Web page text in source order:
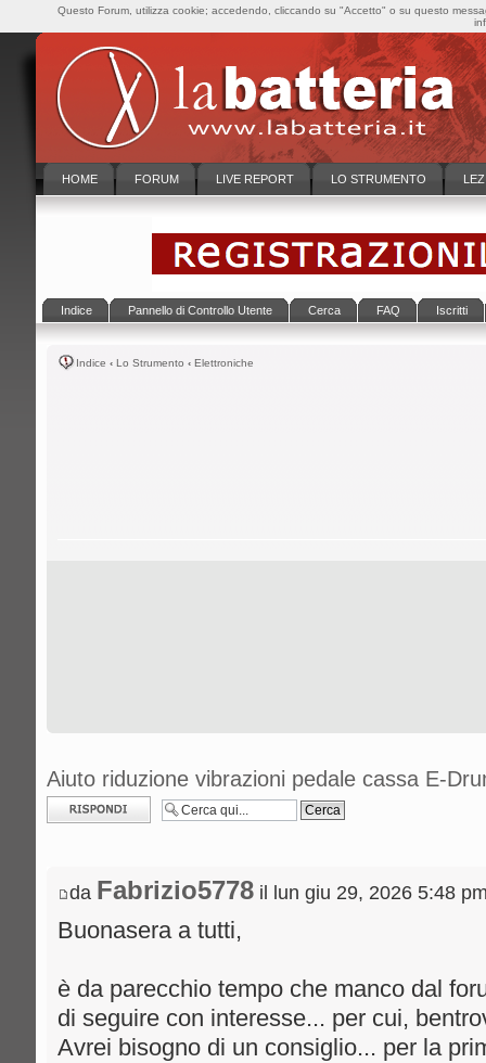
HOME FORUM LIVE REPORT LO STRUMENTO
Indice Pannello di Controllo Utente Cerca FAQ Iscritti
Indice ‹ Lo Strumento ‹ Elettroniche
Aiuto riduzione vibrazioni pedale cassa E-
Rispondi al
messaggio
da Fabrizio5778 il lun giu 29, 2026 5:48
Buonasera a tutti,
è da parecchio tempo che manco dal
di seguire con interesse... per cui,
Avrei bisogno di un consiglio... per la
Questo Forum, utilizza cookie; accedendo, cliccando su "Accetto" o su questo